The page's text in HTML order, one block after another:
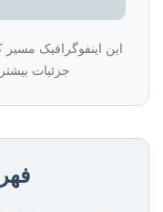
این اینفوگرافیک
جزئیات